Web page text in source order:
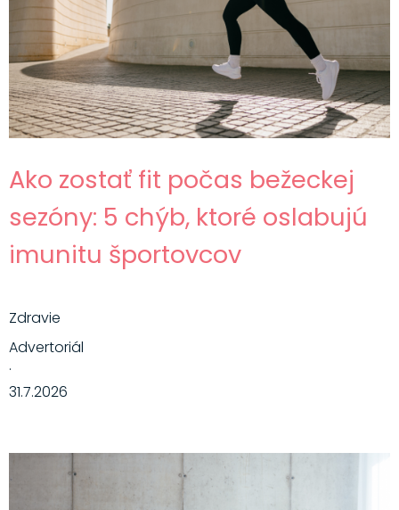
Ako zostať fit počas bežeckej
sezóny: 5 chýb, ktoré oslabujú
imunitu športovcov
Zdravie
Advertoriál
·
31.7.2026